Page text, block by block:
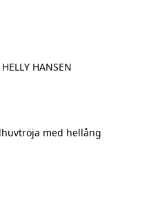
HANSEN